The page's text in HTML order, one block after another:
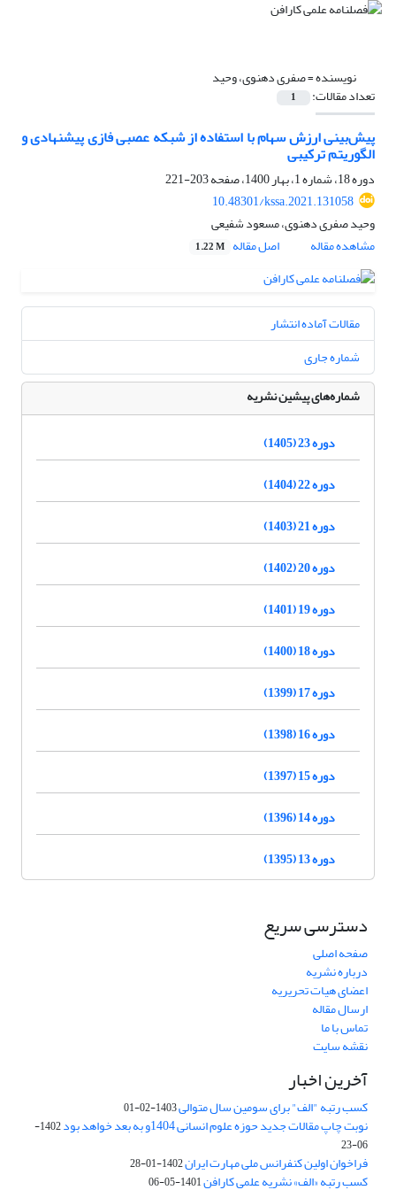
نویسنده =صفری دهنوی، وحید
تعداد مقالات: 1
پیش‌بینی ارزش سهام با استفاده از شبکه عصبی فازی پیشنهادی و
الگوریتم ترکیبی
دوره 18، شماره 1، بهار 1400، صفحه
203-221
10.48301/kssa.2021.131058
وحید صفری دهنوی، مسعود شفیعی
مشاهده مقاله
اصل مقاله 1.22 M
مقالات آماده انتشار
شماره جاری
شماره‌های پیشین نشریه
دوره 23 (1405)
دوره 22 (1404)
دوره 21 (1403)
دوره 20 (1402)
دوره 19 (1401)
دوره 18 (1400)
دوره 17 (1399)
دوره 16 (1398)
دوره 15 (1397)
دوره 14 (1396)
دوره 13 (1395)
دسترسی سریع
صفحه اصلی
درباره نشریه
اعضای هیات تحریریه
ارسال مقاله
تماس با ما
نقشه سایت
آخرین اخبار
کسب رتبه "الف" برای سومین سال متوالی1403-02-01
نوبت چاپ مقالات جدید حوزه علوم انسانی 1404و به بعد خواهد بود
1402-
06-23
فراخوان اولین کنفرانس ملی مهارت ایران1402-01-28
کسب رتبه «الف» نشریه علمی کارافن1401-05-06